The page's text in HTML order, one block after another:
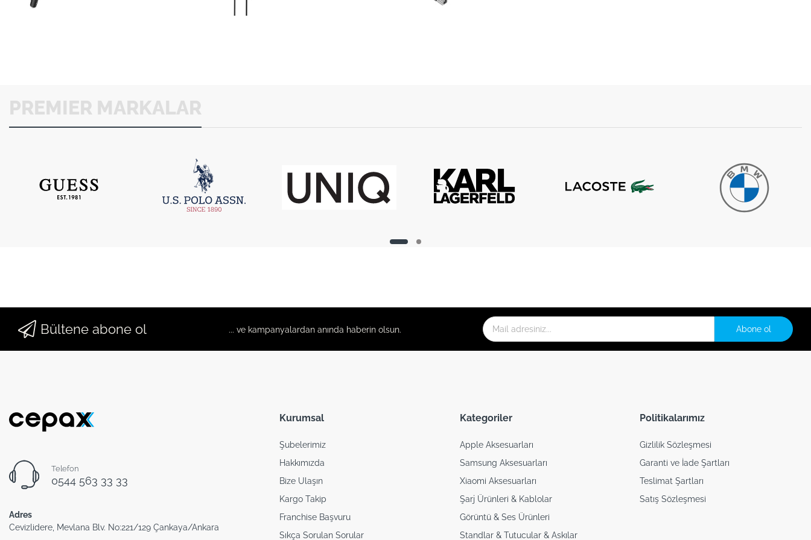
PREMIER MARKALAR
Bültene abone ol ... ve kampanyalardan anında haberin olsun. Abone ol
Telefon
0544 563 33 33
Adres
Cevizlidere, Mevlana Blv. No:221/129 Çankaya/Ankara
Kurumsal
Şubelerimiz
Hakkımızda
Bize Ulaşın
Kargo Takip
Franchise Başvuru
Sıkça Sorulan Sorular
Kategoriler
Apple Aksesuarları
Samsung Aksesuarları
Xiaomi Aksesuarları
Şarj Ürünleri & Kablolar
Görüntü & Ses Ürünleri
Standlar & Tutucular & Askılar
Politikalarımız
Gizlilik Sözleşmesi
Garanti ve İade Şartları
Teslimat Şartları
Satış Sözleşmesi